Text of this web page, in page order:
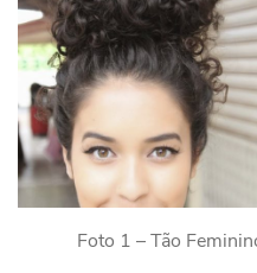
Foto 1 – Tão